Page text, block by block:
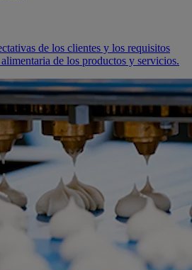
de los clientes y los requisitos
de los productos y servicios.